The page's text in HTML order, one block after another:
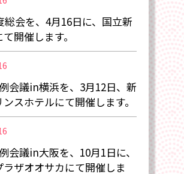
総会を、4月16日に、国立新
開催します。
会議in横浜を、3月12日、新
スホテルにて開催します。
会議in大阪を、10月1日に、
ラザオオサカにて開催しま